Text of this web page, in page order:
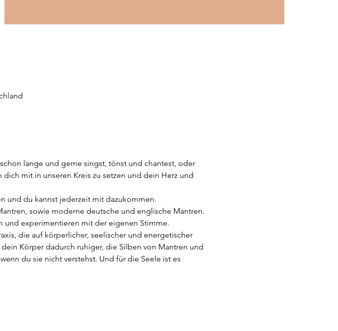
lange und gerne singst, tönst und chantest, oder
mit in unseren Kreis zu setzen und dein Herz und
und du kannst jederzeit mit dazukommen.
sowie moderne deutsche und englische Mantren.
und experimentieren mit der eigenen Stimme.
die auf körperlicher, seelischer und energetischer
Körper dadurch ruhiger, die Silben von Mantren und
du sie nicht verstehst. Und für die Seele ist es